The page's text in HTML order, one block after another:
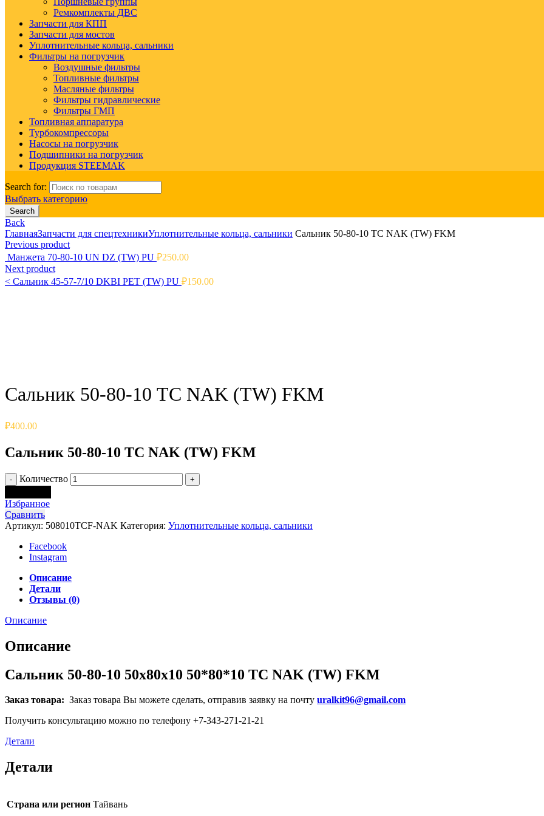
Ремкомплекты ДВС
Запчасти для КПП
Запчасти для мостов
Уплотнительные кольца, сальники
Фильтры на погрузчик
Воздушные фильтры
Топливные фильтры
Масляные фильтры
Фильтры гидравлические
Фильтры ГМП
Топливная аппаратура
Турбокомпрессоры
Насосы на погрузчик
Подшипники на погрузчик
Продукция STEEMAK
Search for:
Выбрать категорию
Search
Back
ГлавнаяЗапчасти для спецтехникиУплотнительные кольца, сальники Сальник 50-80-10 TC NAK (TW) FKM
Previous product
Манжета 70-80-10 UN DZ (TW) PU ₽250.00
Next product
< Сальник 45-57-7/10 DKBI PET (TW) PU ₽150.00
Сальник 50-80-10 TC NAK (TW) FKM
₽400.00
Сальник 50-80-10 TC NAK (TW) FKM
Количество
Избранное
Сравнить
Артикул: 508010TCF-NAK Категория: Уплотнительные кольца, сальники
Facebook
Instagram
Описание
Детали
Отзывы (0)
Описание
Описание
Сальник 50-80-10 50x80x10 50*80*10 TC NAK (TW) FKM
Заказ товара: Заказ товара Вы можете сделать, отправив заявку на почту uralkit96@gmail.com
Получить консультацию можно по телефону +7-343-271-21-21
Детали
Детали
Страна или регион Тайвань